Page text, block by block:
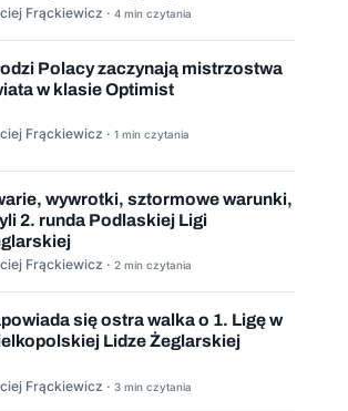
Frąckiewicz · 4 min czytania
Polacy zaczynają mistrzostwa
w klasie Optimist
Frąckiewicz · 1 min czytania
wywrotki, sztormowe warunki,
2. runda Podlaskiej Ligi
Frąckiewicz · 2 min czytania
się ostra walka o 1. Ligę w
Lidze Żeglarskiej
Frąckiewicz · 3 min czytania